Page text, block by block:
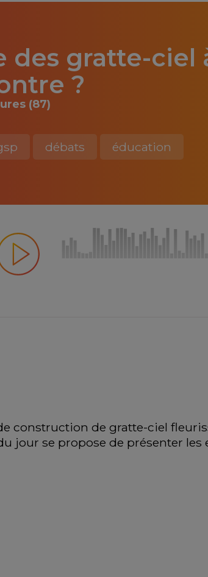
des gratte-ciel
?
(87)
débats éducation
construction de gratte-ciel
jour se propose de présenter